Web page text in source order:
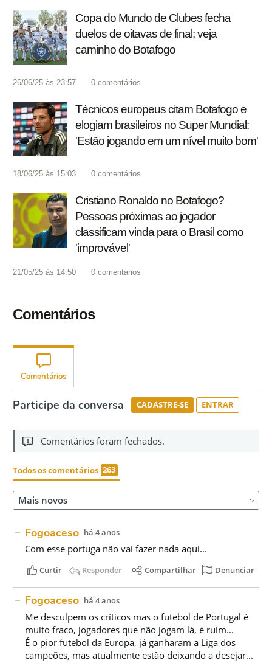
Copa do Mundo de Clubes fecha
duelos de oitavas de final; veja
caminho do Botafogo
26/06/25 às 23:57 0 comentários
Técnicos europeus citam Botafogo e
elogiam brasileiros no Super Mundial:
'Estão jogando em um nível muito bom'
18/06/25 às 15:03 0 comentários
Cristiano Ronaldo no Botafogo?
Pessoas próximas ao jogador
classificam vinda para o Brasil como
'improvável'
21/05/25 às 14:50 0 comentários
Comentários